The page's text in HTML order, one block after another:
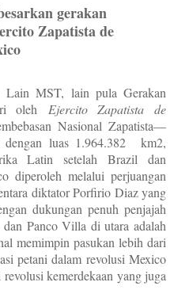
gerakan
Zapatista de
MST, lain pula Gerakan
oleh Ejercito Zapatista de
Nasional Zapatista—
luas 1.964.382 km2,
Latin setelah Brazil dan
diperoleh melalui perjuangan
diktator Porfirio Diaz yang
dukungan penuh penjajah
Panco Villa di utara adalah
memimpin pasukan lebih dari
petani dalam revolusi Mexico
kemerdekaan yang juga